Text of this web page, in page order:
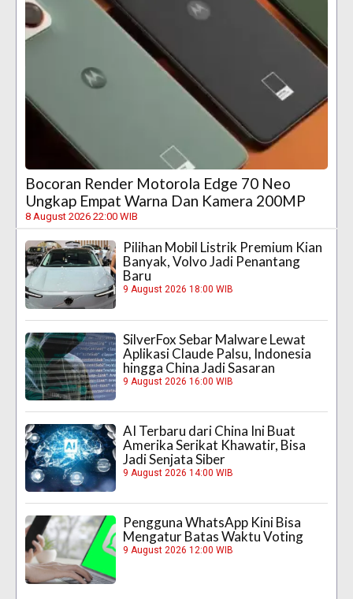
Bocoran Render Motorola Edge 70 Neo
Ungkap Empat Warna Dan Kamera 200MP
8 August 2026 22:00 WIB
Pilihan Mobil Listrik Premium Kian
Banyak, Volvo Jadi Penantang
Baru
9 August 2026 18:00 WIB
SilverFox Sebar Malware Lewat
Aplikasi Claude Palsu, Indonesia
hingga China Jadi Sasaran
9 August 2026 16:00 WIB
AI Terbaru dari China Ini Buat
Amerika Serikat Khawatir, Bisa
Jadi Senjata Siber
9 August 2026 14:00 WIB
Pengguna WhatsApp Kini Bisa
Mengatur Batas Waktu Voting
9 August 2026 12:00 WIB